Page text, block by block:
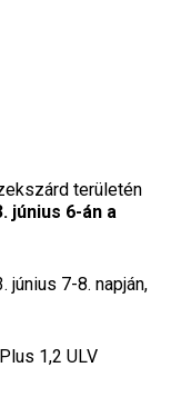
területén
június 6-án a
7-8. napján,
1,2 ULV